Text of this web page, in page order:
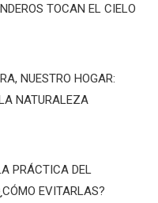
TOCAN EL CIELO
NUESTRO HOGAR:
NATURALEZA
PRÁCTICA DEL
EVITARLAS?